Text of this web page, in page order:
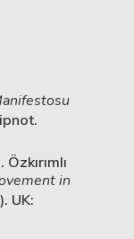
in
UK: